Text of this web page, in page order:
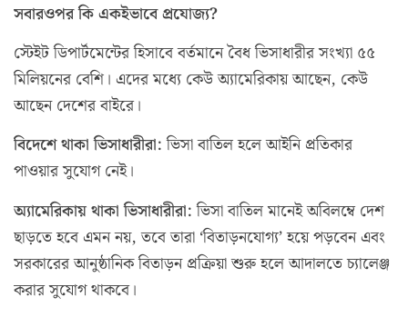
সবারওপর কি একইভাবে প্রযোজ্য?
স্টেইট ডিপার্টমেন্টের হিসাবে বর্তমানে বৈধ ভিসাধারীর সংখ্যা ৫৫
মিলিয়নের বেশি। এদের মধ্যে কেউ অ্যামেরিকায় আছেন, কেউ
আছেন দেশের বাইরে।
বিদেশে থাকা ভিসাধারীরা:ভিসা বাতিল হলে আইনি প্রতিকার
পাওয়ার সুযোগ নেই।
অ্যামেরিকায় থাকা ভিসাধারীরা:ভিসা বাতিল মানেই অবিলম্বে দেশ
ছাড়তে হবে এমন নয়, তবে তারা ‘বিতাড়নযোগ্য’ হয়ে পড়বেন এবং
সরকারের আনুষ্ঠানিক বিতাড়ন প্রক্রিয়া শুরু হলে আদালতে চ্যালেঞ্জ
করার সুযোগ থাকবে।